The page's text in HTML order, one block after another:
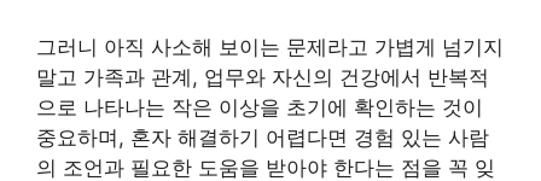
그러니 아직 사소해 보이는 문제라고 가볍게 넘기지
말고 가족과 관계, 업무와 자신의 건강에서 반복적
으로 나타나는 작은 이상을 초기에 확인하는 것이
중요하며, 혼자 해결하기 어렵다면 경험 있는 사람
의 조언과 필요한 도움을 받아야 한다는 점을 꼭 잊